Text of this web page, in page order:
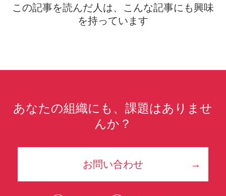
この記事を読んだ人は、こんな記事にも興味
を持っています
あなたの組織にも、課題はありませ
んか？
お問い合わせ